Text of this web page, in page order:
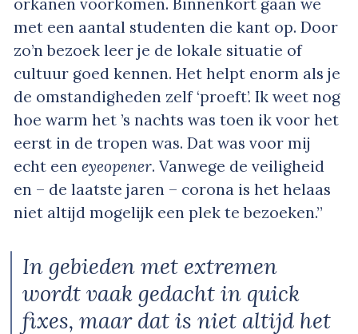
orkanen voorkomen. Binnenkort gaan we
met een aantal studenten die kant op. Door
zo’n bezoek leer je de lokale situatie of
cultuur goed kennen. Het helpt enorm als je
de omstandigheden zelf ‘proeft’. Ik weet nog
hoe warm het ’s nachts was toen ik voor het
eerst in de tropen was. Dat was voor mij
echt een eyeopener. Vanwege de veiligheid
en – de laatste jaren – corona is het helaas
niet altijd mogelijk een plek te bezoeken.”
In gebieden met extremen
wordt vaak gedacht in quick
fixes, maar dat is niet altijd het